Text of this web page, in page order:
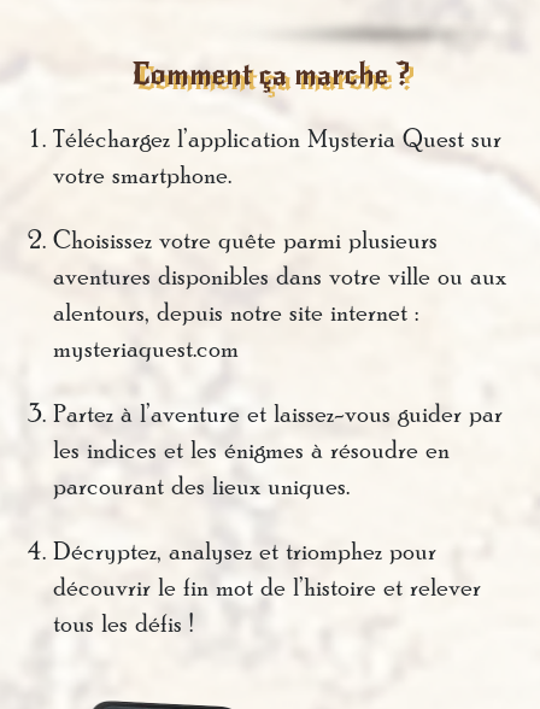
Comment ça marche ?
Téléchargez l’application Mysteria Quest sur
votre smartphone.
Choisissez votre quête parmi plusieurs
aventures disponibles dans votre ville ou aux
alentours, depuis notre site internet :
mysteriaquest.com
Partez à l’aventure et laissez-vous guider par
les indices et les énigmes à résoudre en
parcourant des lieux uniques.
Décryptez, analysez et triomphez pour
découvrir le fin mot de l’histoire et relever
tous les défis !